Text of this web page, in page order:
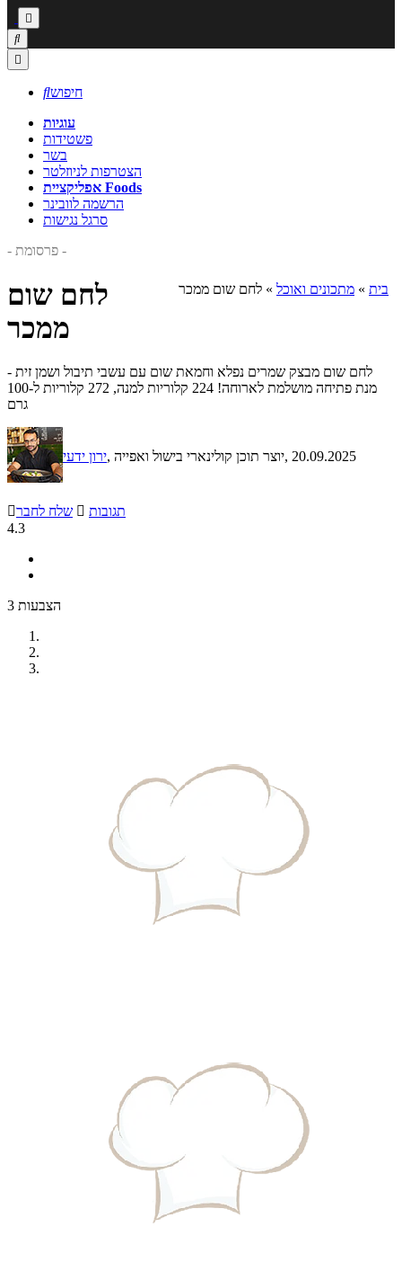



חיפוש
עוגיות
פשטידות
בשר
הצטרפות לניוזלטר
אפליקציית Foods
הרשמה לוובינר
סרגל נגישות
- פרסומת -
בית » מתכונים ואוכל » לחם שום ממכר
לחם שום
ממכר
לחם שום מבצק שמרים נפלא וחמאת שום עם עשבי תיבול ושמן זית -
מנת פתיחה מושלמת לארוחה! 224 קלוריות למנה, 272 קלוריות ל-100
גרם
ירון ידעי , יוצר תוכן קולינארי בישול ואפייה, 20.09.2025
שלח לחבר  תגובות
4.3
3 הצבעות